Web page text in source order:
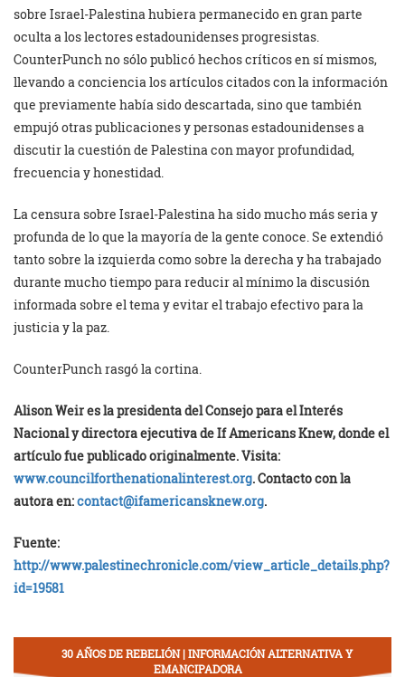
sobre Israel-Palestina hubiera permanecido en gran parte
oculta a los lectores estadounidenses progresistas.
CounterPunch no sólo publicó hechos críticos en sí mismos,
llevando a conciencia los artículos citados con la información
que previamente había sido descartada, sino que también
empujó otras publicaciones y personas estadounidenses a
discutir la cuestión de Palestina con mayor profundidad,
frecuencia y honestidad.
La censura sobre Israel-Palestina ha sido mucho más seria y
profunda de lo que la mayoría de la gente conoce. Se extendió
tanto sobre la izquierda como sobre la derecha y ha trabajado
durante mucho tiempo para reducir al mínimo la discusión
informada sobre el tema y evitar el trabajo efectivo para la
justicia y la paz.
CounterPunch rasgó la cortina.
Alison Weir es la presidenta del Consejo para el Interés
Nacional y directora ejecutiva de If Americans Knew, donde el
artículo fue publicado originalmente. Visita:
www.councilforthenationalinterest.org. Contacto con la
autora en:contact@ifamericansknew.org.
Fuente:
http://www.palestinechronicle.com/view_article_details.php?
id=19581
30 AÑOS DE REBELIÓN | INFORMACIÓN ALTERNATIVA Y
EMANCIPADORA